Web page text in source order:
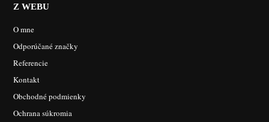
Z WEBU
O mne
Odporúčané značky
Referencie
Kontakt
Obchodné podmienky
Ochrana súkromia